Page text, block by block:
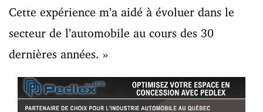
Cette expérience m’a aidé à évoluer dans le
secteur de l’automobile au cours des 30
dernières années. »